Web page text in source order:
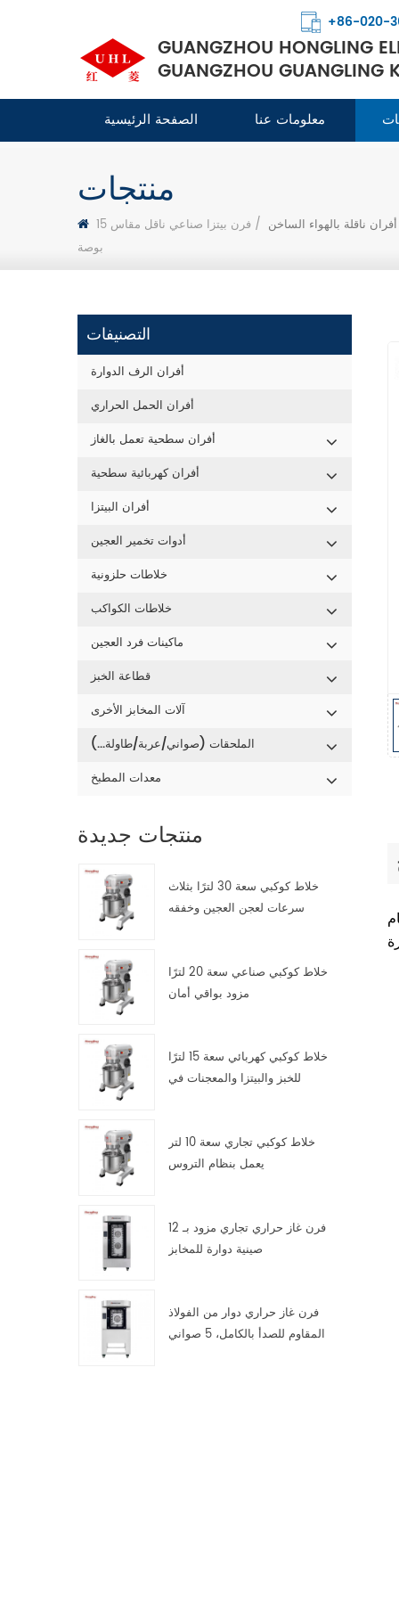
+86-020-
GUANGZHOU HONGLING
GUANGZHOU GUANGLING
الصفحة الرئيسية معلومات عنا
منتجات
أفران ناقلة بالهواء الساخن /
فرن بيتزا صناعي ناقل مقاس 15
بوصة
التصنيفات
أفران الرف الدوارة
أفران الحمل الحراري
أفران سطحية تعمل بالغاز
أفران كهربائية سطحية
أفران البيتزا
أدوات تخمير العجين
خلاطات حلزونية
خلاطات الكواكب
ماكينات فرد العجين
قطاعة الخبز
آلات المخابز الأخرى
الملحقات (صواني/عربة/طاولة...)
معدات المطبخ
منتجات جديدة
خلاط كوكبي سعة 30 لترًا بثلاث
سرعات لعجن العجين وخفقه
خلاط كوكبي صناعي سعة 20 لترًا
مزود بواقي أمان
خلاط كوكبي كهربائي سعة 15 لترًا
للخبز والبيتزا والمعجنات في
خلاط كوكبي تجاري سعة 10 لتر
يعمل بنظام التروس
فرن غاز حراري تجاري مزود بـ 12
صينية دوارة للمخابز
فرن غاز حراري دوار من الفولاذ
المقاوم للصدأ بالكامل، 5 صواني